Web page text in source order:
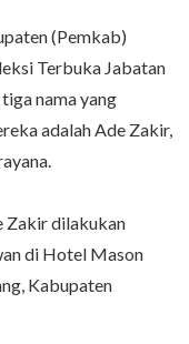
(Pemkab)
Terbuka Jabatan
nama yang
adalah Ade Zakir,
Zakir dilakukan
di Hotel Mason
Kabupaten